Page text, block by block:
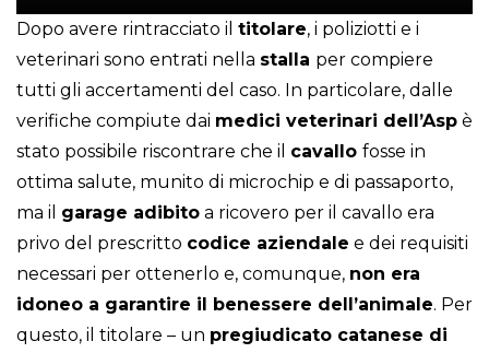
Dopo avere rintracciato il titolare, i poliziotti e i
veterinari sono entrati nella stalla per compiere
tutti gli accertamenti del caso. In particolare, dalle
verifiche compiute dai medici veterinari dell’Asp è
stato possibile riscontrare che il cavallo fosse in
ottima salute, munito di microchip e di passaporto,
ma il garage adibito a ricovero per il cavallo era
privo del prescritto codice aziendale e dei requisiti
necessari per ottenerlo e, comunque, non era
idoneo a garantire il benessere dell’animale. Per
questo, il titolare – un pregiudicato catanese di